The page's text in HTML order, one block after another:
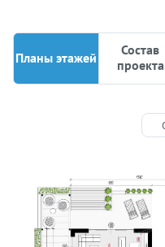
Планы этажей
Состав
проекта